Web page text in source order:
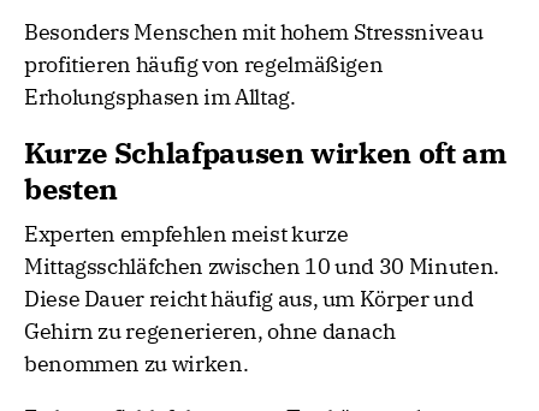
Besonders Menschen mit hohem Stressniveau
profitieren häufig von regelmäßigen
Erholungsphasen im Alltag.
Kurze Schlafpausen wirken oft am
besten
Experten empfehlen meist kurze
Mittagsschläfchen zwischen 10 und 30 Minuten.
Diese Dauer reicht häufig aus, um Körper und
Gehirn zu regenerieren, ohne danach
benommen zu wirken.